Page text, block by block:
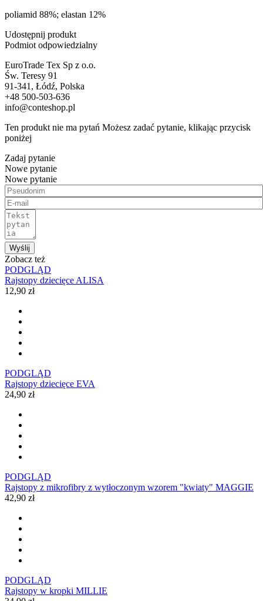
poliamid 88%; elastan 12%
Udostępnij produkt
Podmiot odpowiedzialny
EuroTrade Tex Sp z o.o.
Św. Teresy 91
91-341, Łódź, Polska
+48 500-503-636
info@conteshop.pl
Ten produkt nie ma pytań Możesz zadać pytanie, klikając przycisk
poniżej
Zadaj pytanie
Nowe pytanie
Nowe pytanie
Wyślij
Zobacz też
PODGLĄD
Rajstopy dziecięce ALISA
12,90 zł
PODGLĄD
Rajstopy dziecięce EVA
24,90 zł
PODGLĄD
Rajstopy z mikrofibry z wytłoczonym wzorem "kwiaty" MAGGIE
42,90 zł
PODGLĄD
Rajstopy w kropki MILLIE